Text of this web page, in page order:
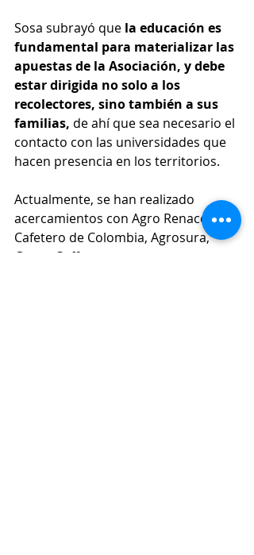
Sosa subrayó que la educación es
fundamental para materializar las
apuestas de la Asociación, y debe
estar dirigida no solo a los
recolectores, sino también a sus
familias, de ahí que sea necesario el
contacto con las universidades que
hacen presencia en los territorios.
Actualmente, se han realizado
acercamientos con Agro Renacer
Cafetero de Colombia, Agrosura,
Green Coffee, entre otras empresas